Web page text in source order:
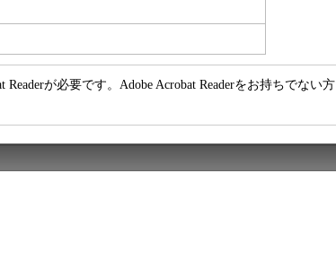
が必要です。Adobe Acrobat Readerをお持ちでない方